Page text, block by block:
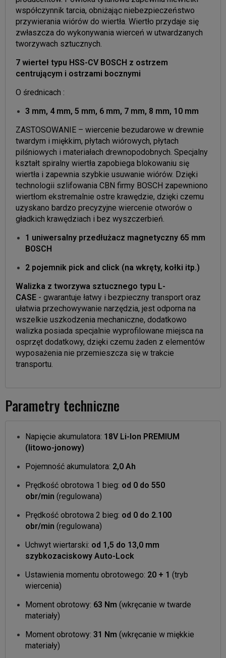
współczynnik tarcia, obniżając niebezpieczeństwo
przywierania wiórów do wiertła. Wiertło przydaje się
zwłaszcza do wykonywania wierceń w utwardzanych
tworzywach sztucznych.
7 wierteł typu HSS-CV BOSCH z ostrzem
centrującym i ostrzami bocznymi
O średnicach :
3 mm, 4 mm, 5 mm, 6 mm, 7 mm, 8 mm, 10 mm
ZASTOSOWANIE – wiercenie bezudarowe w drewnie
twardym i miękkim, płytach wiórowych, płytach
pilśniowych i materiałach drewnopodobnych. Specjalny
kształt spiralny wiertła zapobiega blokowaniu się
wiertła i zapewnia szybkie usuwanie wiórów. Dzięki
technologii szlifowania CBN firmy BOSCH zapewniono
wiertłom ekstremalnie ostre krawędzie, dzięki czemu
uzyskano bardzo precyzyjne wiercenie otworów o
gładkich krawędziach i bez wyszczerbień.
1 uniwersalny przedłużacz magnetyczny 65 mm
BOSCH
2 pojemnik pick and click (na wkręty, kołki itp.)
Walizka z tworzywa sztucznego typu L-
CASE - gwarantuje łatwy i bezpieczny transport oraz
ułatwia przechowywanie narzędzia, jest odporna na
wszelkie uszkodzenia mechaniczne, dodatkowo
walizka posiada specjalnie wyprofilowane miejsca na
osprzęt dodatkowy, dzięki czemu żaden z elementów
wyposażenia nie przemieszcza się w trakcie
transportu.
Parametry techniczne
Napięcie akumulatora: 18V Li-Ion PREMIUM
(litowo-jonowy)
Pojemność akumulatora: 2,0 Ah
Prędkość obrotowa 1 bieg: od 0 do 550
obr/min (regulowana)
Prędkość obrotowa 2 bieg: od 0 do 2.100
obr/min (regulowana)
Uchwyt wiertarski: od 1,5 do 13,0 mm
szybkozaciskowy Auto-Lock
Ustawienia momentu obrotowego: 20 + 1 (tryb
wiercenia)
Moment obrotowy: 63 Nm (wkręcanie w twarde
materiały)
Moment obrotowy: 31 Nm (wkręcanie w miękkie
materiały)